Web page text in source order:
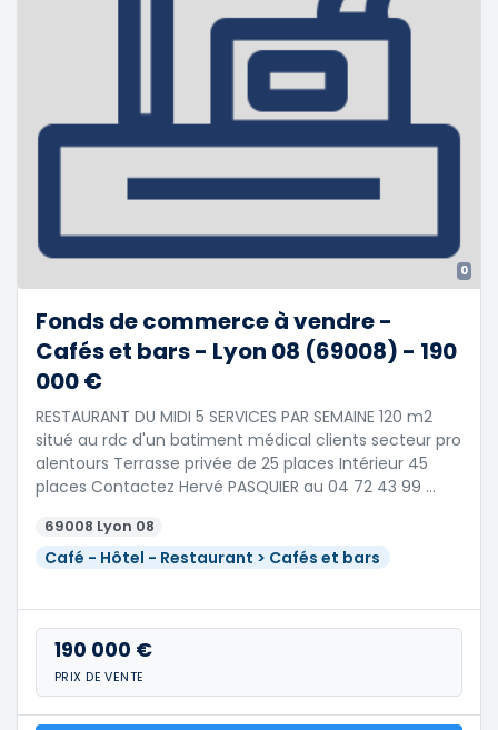
0
Fonds de commerce à vendre -
Cafés et bars - Lyon 08 (69008) - 190
000 €
RESTAURANT DU MIDI 5 SERVICES PAR SEMAINE 120 m2
situé au rdc d'un batiment médical clients secteur pro
alentours Terrasse privée de 25 places Intérieur 45
places Contactez Hervé PASQUIER au 04 72 43 99 …
69008 Lyon 08
Café - Hôtel - Restaurant > Cafés et bars
190 000 €
PRIX DE VENTE